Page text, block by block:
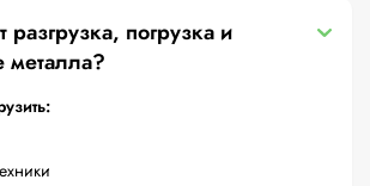
разгрузка, погрузка и
металла?